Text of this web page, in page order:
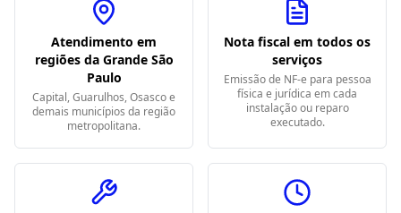
Atendimento em
regiões da Grande São
Paulo
Capital, Guarulhos, Osasco e
demais municípios da região
metropolitana.
Nota fiscal em todos os
serviços
Emissão de NF-e para pessoa
física e jurídica em cada
instalação ou reparo
executado.